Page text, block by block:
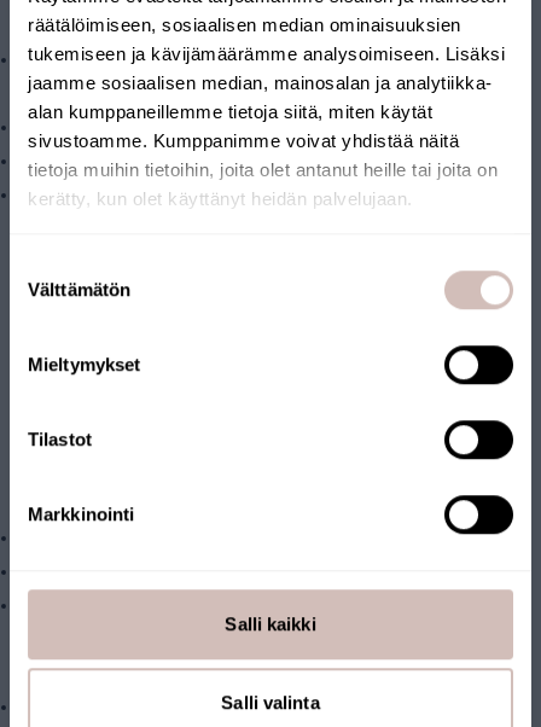
räätälöimiseen, sosiaalisen median ominaisuuksien
tukemiseen ja kävijämäärämme analysoimiseen. Lisäksi
jaamme sosiaalisen median, mainosalan ja analytiikka-
alan kumppaneillemme tietoja siitä, miten käytät
sivustoamme. Kumppanimme voivat yhdistää näitä
tietoja muihin tietoihin, joita olet antanut heille tai joita on
kerätty, kun olet käyttänyt heidän palvelujaan.
valinta
Välttämätön
Mieltymykset
Tilastot
Markkinointi
Salli kaikki
Salli valinta
hormoneja
Mikrobiologisia epäpuhtauksia kuten bakteereja, viruksia ja
homeita.
Klooria ja muita klooriyhdisteitä
Uraania
Kaasumaisia epäpuhtauksia kuten radonia*** ja rikkivetyä
(natrium ja kloridi) suodattuu makeavesilaitteistolla noin
aktiivihiilisuodatin saattaa toimia säteilylähteenä. Lisätietoja
Vaihtosuodattimet
AQ011-2V1 sisältää:
kaikki suodattimet:
1µm hienosuodatin, AQMF1-L